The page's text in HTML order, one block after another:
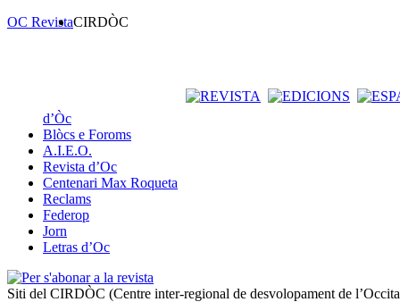
OC RevistaCIRDÒC
d’Òc
Blòcs e Foroms
A.I.E.O.
Revista d’Oc
Centenari Max Roqueta
Reclams
Federop
Jorn
Letras d’Oc
Siti del CIRDÒC (Centre inter-regional de desvolopament de